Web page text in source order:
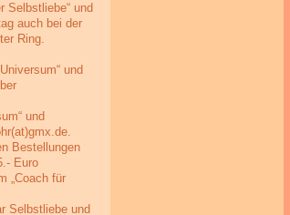
Selbstliebe“ und
auch bei der
Ring.
und
und
Bestellungen
Euro
„Coach für
Selbstliebe und